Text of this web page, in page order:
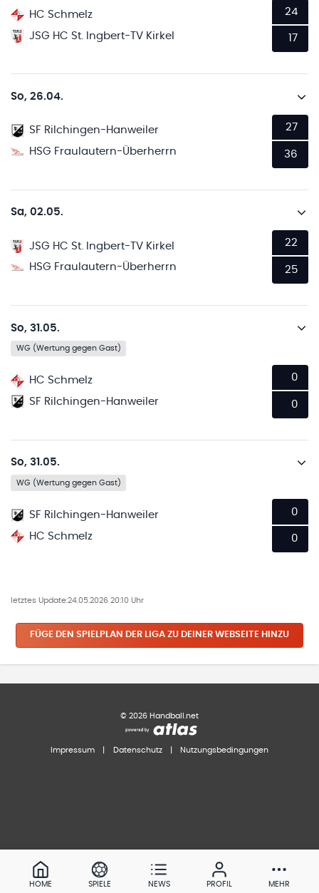
HC Schmelz
JSG HC St. Ingbert-TV Kirkel
24
17
So, 26.04.
SF Rilchingen-Hanweiler
HSG Fraulautern-Überherrn
27
36
Sa, 02.05.
JSG HC St. Ingbert-TV Kirkel
HSG Fraulautern-Überherrn
22
25
So, 31.05.
WG (Wertung gegen Gast)
HC Schmelz
SF Rilchingen-Hanweiler
0
0
So, 31.05.
WG (Wertung gegen Gast)
SF Rilchingen-Hanweiler
HC Schmelz
0
0
letztes Update:24.05.2026 20:10 Uhr
FÜGE DEN SPIELPLAN DER LIGA ZU DEINER WEBSEITE HINZU
© 2026 Handball.net
Impressum Datenschutz Nutzungsbedingungen
HOME SPIELE NEWS PROFIL MEHR